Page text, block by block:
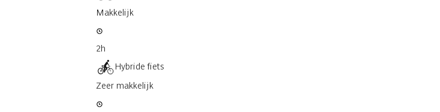
Makkelijk
2h
Hybride fiets
Zeer makkelijk